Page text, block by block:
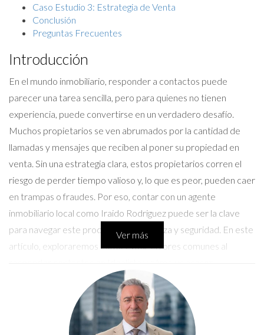
Caso Estudio 3: Estrategia de Venta
Conclusión
Preguntas Frecuentes
Introducción
En el mundo inmobiliario, responder a contactos puede
parecer una tarea sencilla, pero para quienes no tienen
experiencia, puede convertirse en un verdadero desafío.
Muchos propietarios se ven abrumados por la cantidad de
llamadas y mensajes que reciben al poner su propiedad en
venta. Sin una estrategia clara, estos propietarios corren el
riesgo de perder tiempo valioso y, lo que es peor, pueden caer
en trampas o fraudes. Por eso, contar con un agente
inmobiliario local como Iraido Rodriguez puede ser la clave
para navegar este proceso con confianza y seguridad. En este
artículo, exploraremos cómo evitar errores comunes al
inmobiliario puede marcar la diferencia en tu experiencia de
Conversemos por WhatsApp
Ver más